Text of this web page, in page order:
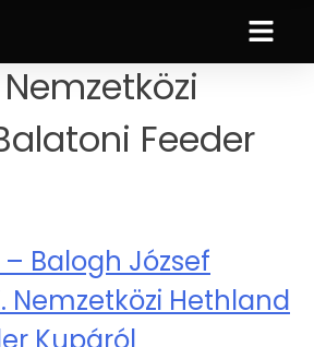
Nemzetközi
Feeder
Balogh József
Nemzetközi Hethland
Kupáról